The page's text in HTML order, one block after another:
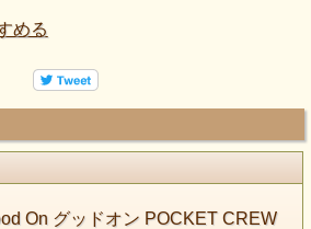
める
On グッドオン POCKET CREW